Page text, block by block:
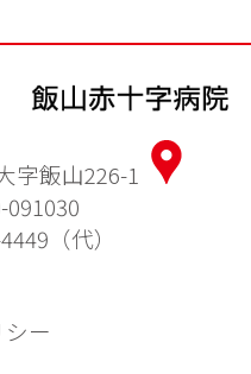
字飯山226-1
091030
（代）
ー